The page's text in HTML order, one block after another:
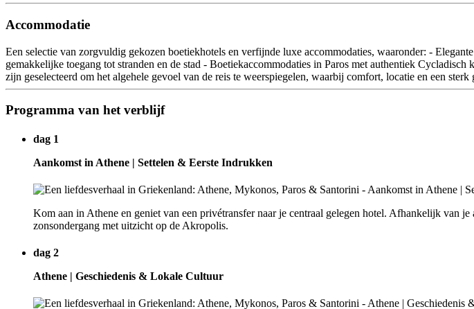
Accommodatie
Een selectie van zorgvuldig gekozen boetiekhotels en verfijnde luxe accommodaties, waaronder: -
gemakkelijke toegang tot stranden en de stad - Boetiekaccommodaties in Paros met authentiek
zijn geselecteerd om het algehele gevoel van de reis te weerspiegelen, waarbij comfort, locatie en een
Programma van het verblijf
dag 1
Aankomst in Athene | Settelen & Eerste Indrukken
Kom aan in Athene en geniet van een privétransfer naar je centraal gelegen hotel. Afhankelijk van
zonsondergang met uitzicht op de Akropolis.
dag 2
Athene | Geschiedenis & Lokale Cultuur